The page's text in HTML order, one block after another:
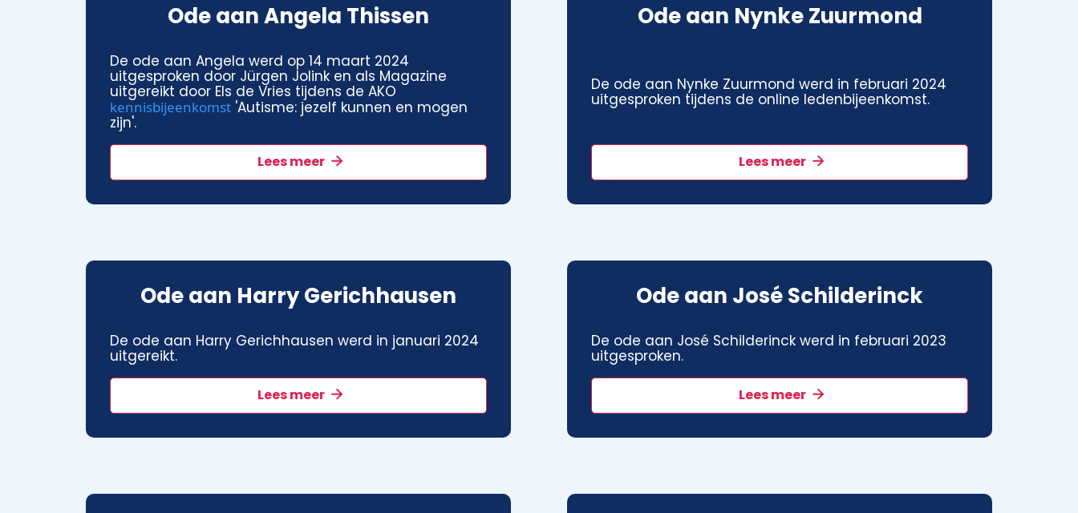
Ode aan Angela Thissen
De ode aan Angela werd op 14 maart 2024
uitgesproken door Jürgen Jolink en als Magazine
uitgereikt door Els de Vries tijdens de AKO
kennisbijeenkomst 'Autisme: jezelf kunnen en mogen
zijn'.
Lees meer
Ode aan Nynke Zuurmond
De ode aan Nynke Zuurmond werd in februari 2024
uitgesproken tijdens de online ledenbijeenkomst.
Lees meer
Ode aan Harry Gerichhausen
De ode aan Harry Gerichhausen werd in januari 2024
uitgereikt.
Lees meer
Ode aan José Schilderinck
De ode aan José Schilderinck werd in februari 2023
uitgesproken.
Lees meer